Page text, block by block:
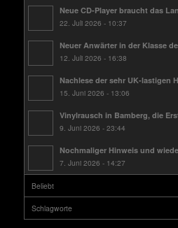
Neue CD-Player braucht das
22. Juli 2026 - 10:37
Neuer Anwärter in der Klasse
12. Juli 2026 - 16:38
Nachlese der sehr UK-lastigen
15. Juni 2026 - 13:06
Vinylrausch in Bamberg, die
9. Juni 2026 - 23:44
Nochmaliger Hinweis und
7. Juni 2026 - 14:27
Beliebt
Schlagworte